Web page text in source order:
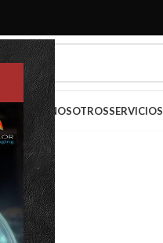
MARCASNOSOTROSSERVICIOS